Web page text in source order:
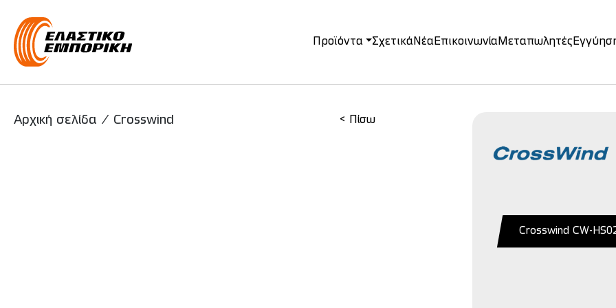
Main Navigation
Προϊόντα Σχετικά Νέα Επικοινωνία Μεταπωλητές
Αρχική σελίδα / Crosswind < Πίσω
Crosswind CW-